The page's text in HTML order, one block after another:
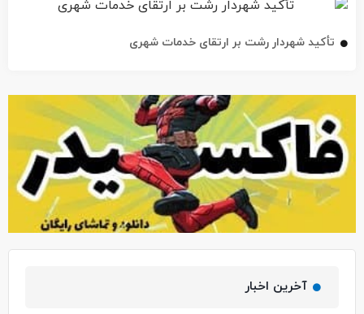
تأکید شهردار رشت بر ارتقای خدمات شهری
آخرین اخبار